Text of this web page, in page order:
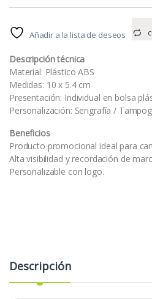
Añadir a la lista de deseos
Descripción técnica
Material: Plástico ABS
Medidas: 10 x 5.4 cm
Presentación: Individual en bolsa
Personalización: Serigrafía /
Beneficios
Producto promocional ideal para
Alta visibilidad y recordación de
Personalizable con logo.
Descripción